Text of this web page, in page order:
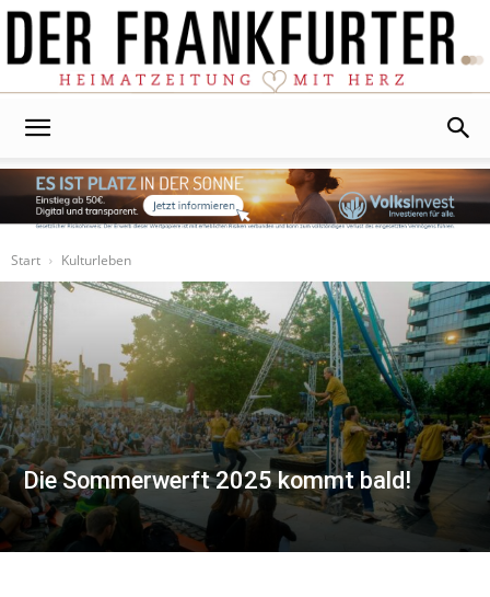
Start
Kulturleben
Die Sommerwerft 2025 kommt bald!